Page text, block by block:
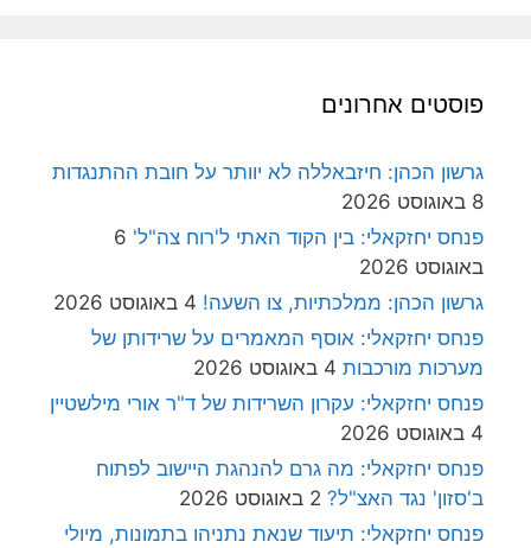
פוסטים אחרונים
גרשון הכהן: חיזבאללה לא יוותר על חובת ההתנגדות
8 באוגוסט 2026
פנחס יחזקאלי: בין הקוד האתי ל'רוח צה"ל' 6
באוגוסט 2026
גרשון הכהן: ממלכתיות, צו השעה! 4 באוגוסט 2026
פנחס יחזקאלי: אוסף המאמרים על שרידותן של
מערכות מורכבות 4 באוגוסט 2026
פנחס יחזקאלי: עקרון השרידות של ד"ר אורי מילשטיין
4 באוגוסט 2026
פנחס יחזקאלי: מה גרם להנהגת היישוב לפתוח
ב'סזון' נגד האצ"ל? 2 באוגוסט 2026
פנחס יחזקאלי: תיעוד שנאת נתניהו בתמונות, מיולי